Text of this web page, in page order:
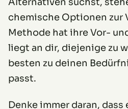
chemische Optionen zur
Methode hat ihre Vor-
liegt an dir, diejenige zu
besten zu deinen
passt.
Denke immer daran, dass